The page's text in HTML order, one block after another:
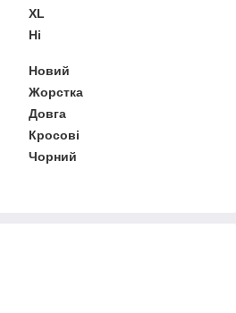
XL
Ні
Новий
Жорстка
Довга
Кросові
Чорний